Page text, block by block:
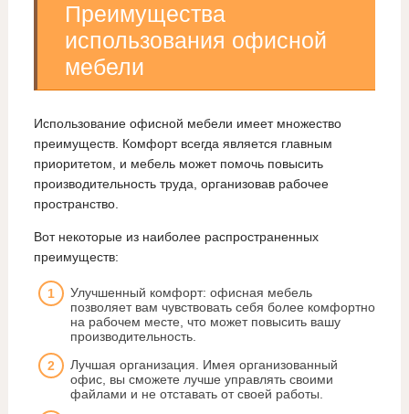
Преимущества
использования офисной
мебели
Использование офисной мебели имеет множество
преимуществ. Комфорт всегда является главным
приоритетом, и мебель может помочь повысить
производительность труда, организовав рабочее
пространство.
Вот некоторые из наиболее распространенных
преимуществ:
Улучшенный комфорт: офисная мебель
позволяет вам чувствовать себя более комфортно
на рабочем месте, что может повысить вашу
производительность.
Лучшая организация. Имея организованный
офис, вы сможете лучше управлять своими
файлами и не отставать от своей работы.